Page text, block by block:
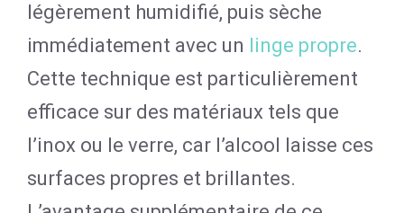
légèrement humidifié, puis sèche
immédiatement avec un linge propre.
Cette technique est particulièrement
efficace sur des matériaux tels que
l’inox ou le verre, car l’alcool laisse ces
surfaces propres et brillantes.